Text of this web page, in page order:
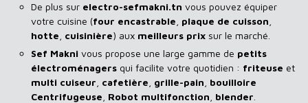
De plus sur electro-sefmakni.tn vous pouvez équiper
votre cuisine (four encastrable plaque de cuisson
hotte cuisinière) aux meilleurs prix sur le marché.
Sef Makni vous propose une large gamme de petits
électroménagers qui facilite votre quotidien : friteuse et
multi cuiseur cafetière grille-pain bouilloire
Centrifugeuse Robot multifonction blender